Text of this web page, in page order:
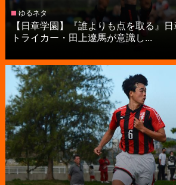
ゆるネタ
【日章学園】『誰よりも点を取る』
トライカー・田上遼馬が意識し...